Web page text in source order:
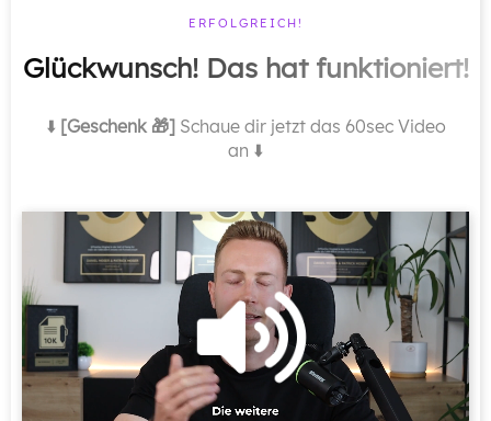
ERFOLGREICH!
Glückwunsch! Das hat funktioniert!
⬇️ [Geschenk 🎁] Schaue dir jetzt das 60sec Video
an ⬇️